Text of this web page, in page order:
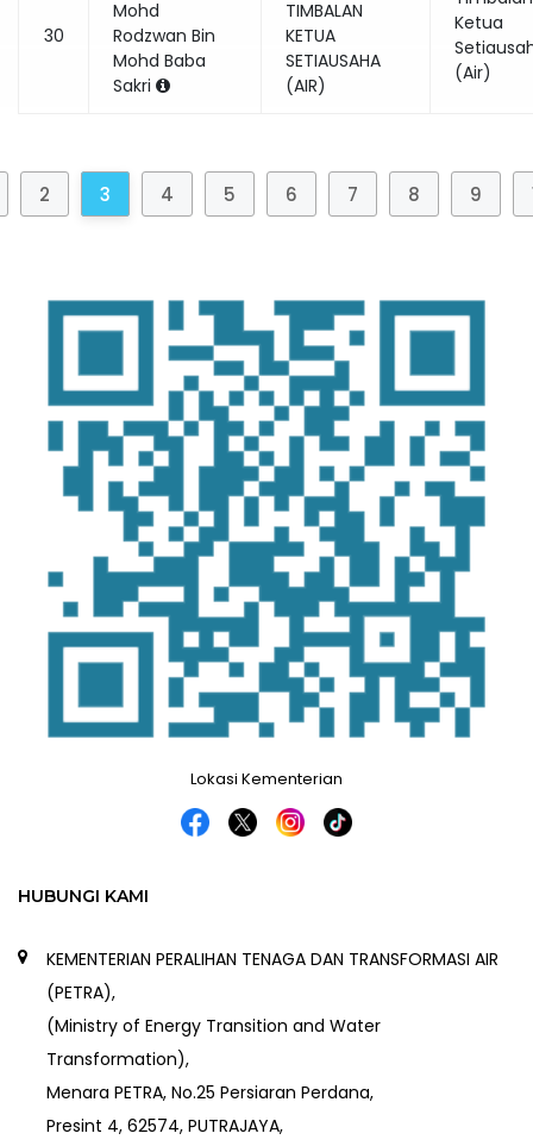
30
Mohd
Rodzwan Bin
Mohd Baba
Sakri
TIMBALAN
KETUA
SETIAUSAHA
(AIR)
Ketua
(Air)
2 3 4 5 6 7 8 9
Lokasi Kementerian
HUBUNGI KAMI
KEMENTERIAN PERALIHAN TENAGA DAN TRANSFORMASI AIR
(PETRA),
(Ministry of Energy Transition and Water
Transformation),
Menara PETRA, No.25 Persiaran Perdana,
Presint 4, 62574, PUTRAJAYA,